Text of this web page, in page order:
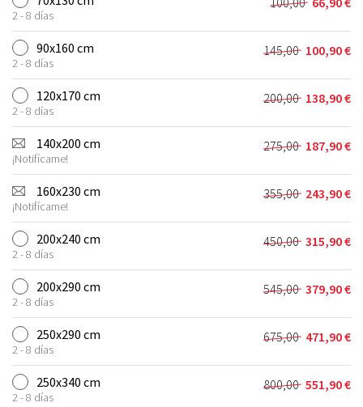
era:
80,00 €.
es:
54,90 €.
2 - 8 días El
precio
original
era:
100,00 €.
El
precio
actual
es:
66,90 €.
90x160 cm
2 - 8 días
145,00
El
precio
original
era:
145,00 €.
100,90€
El
precio
actual
es:
100,90 €.
120x170 cm
2 - 8 días
200,00
El
precio
original
era:
200,00 €.
138,90€
El
precio
actual
es:
138,90 €.
140x200 cm
¡Notifícame!
275,00
El
precio
original
era:
275,00 €.
187,90€
El
precio
actual
es:
187,90 €.
160x230 cm
¡Notifícame!
355,00
El
precio
original
era:
355,00 €.
243,90€
El
precio
actual
es:
243,90 €.
200x240 cm
2 - 8 días
450,00
El
precio
original
era:
450,00 €.
315,90€
El
precio
actual
es:
315,90 €.
200x290 cm
2 - 8 días
545,00
El
precio
original
era:
545,00 €.
379,90€
El
precio
actual
es:
379,90 €.
250x290 cm
2 - 8 días
675,00
El
precio
original
era:
471,90€
El
precio
actual
es:
250x340 cm
2 - 8 días
800,00
El 551,90€
El